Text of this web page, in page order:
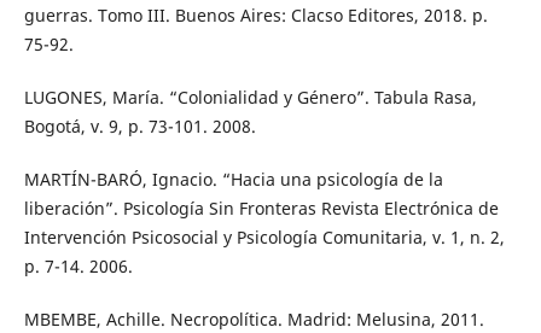
guerras. Tomo III. Buenos Aires: Clacso Editores, 2018. p.
75-92.
LUGONES, María. “Colonialidad y Género”. Tabula Rasa,
Bogotá, v. 9, p. 73-101. 2008.
MARTÍN-BARÓ, Ignacio. “Hacia una psicología de la
liberación”. Psicología Sin Fronteras Revista Electrónica de
Intervención Psicosocial y Psicología Comunitaria, v. 1, n. 2,
p. 7-14. 2006.
MBEMBE, Achille. Necropolítica. Madrid: Melusina, 2011.